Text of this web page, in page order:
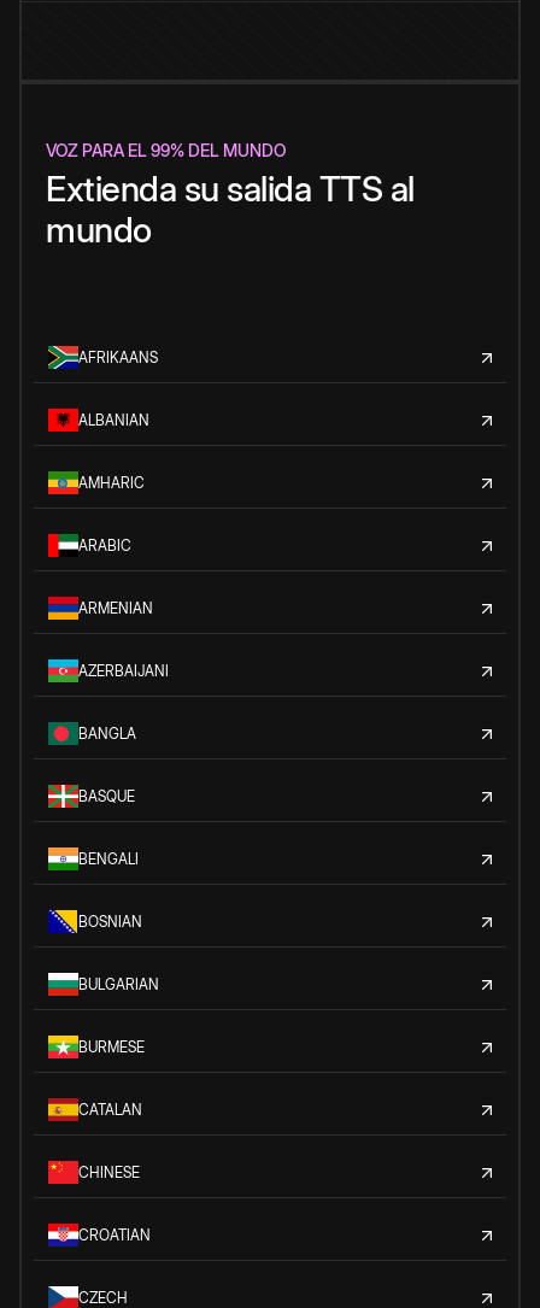
VOZ PARA EL 99% DEL MUNDO
Extienda su salida TTS al
mundo
AFRIKAANS
ALBANIAN
AMHARIC
ARABIC
ARMENIAN
AZERBAIJANI
BANGLA
BASQUE
BENGALI
BOSNIAN
BULGARIAN
BURMESE
CATALAN
CHINESE
CROATIAN
CZECH